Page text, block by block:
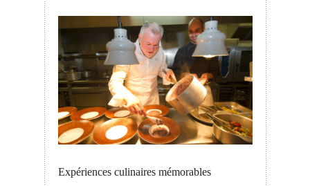
Expériences culinaires mémorables